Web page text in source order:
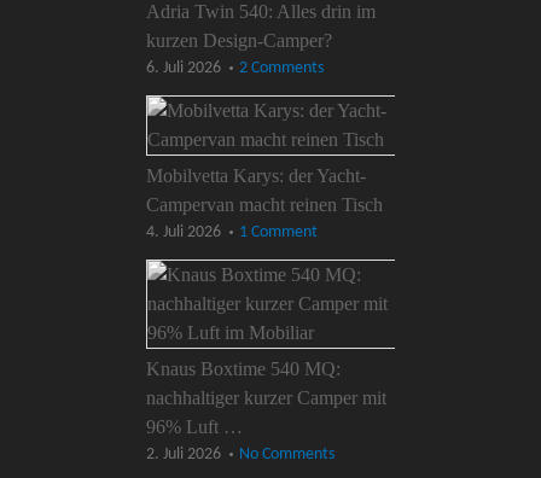
Adria Twin 540: Alles drin im
kurzen Design-Camper?
6. Juli 2026 2 Comments
Mobilvetta Karys: der Yacht-
Campervan macht reinen Tisch
4. Juli 2026 1 Comment
Knaus Boxtime 540 MQ:
nachhaltiger kurzer Camper mit
96% Luft …
2. Juli 2026 No Comments